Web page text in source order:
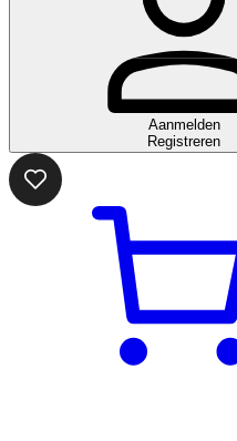
Aanmelden
Registreren